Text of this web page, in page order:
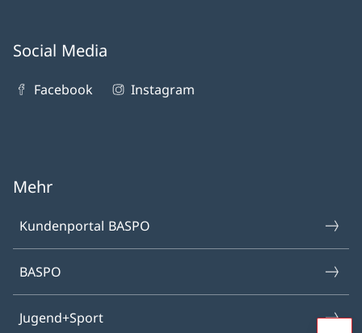
Social Media
Facebook Instagram
Mehr
Kundenportal BASPO
BASPO
Jugend+Sport